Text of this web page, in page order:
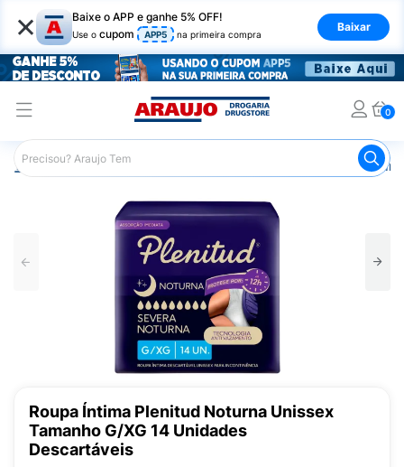
× Baixe o APP e ganhe 5% OFF!
Use o cupom APP5 na primeira compra
Baixar
0
Araujo Saúde e Bem Estar Roupa
Roupa Íntima Plenitud Noturna Unissex
Tamanho G/XG 14 Unidades
Descartáveis